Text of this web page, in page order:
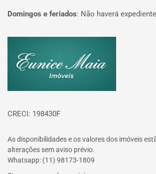
Domingos e feriados: Não haverá expediente
CRECI: 198430F
As disponibilidades e os valores dos imóveis
alterações sem aviso prévio.
Whatsapp: (11) 98173-1809